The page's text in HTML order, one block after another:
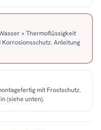
+ Thermoflüssigkeit
Korrosionsschutz. Anleitung
mit Frostschutz.
(siehe unten).